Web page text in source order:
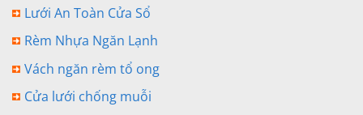
Lưới An Toàn Cửa Sổ
Rèm Nhựa Ngăn Lạnh
Vách ngăn rèm tổ ong
Cửa lưới chống muỗi